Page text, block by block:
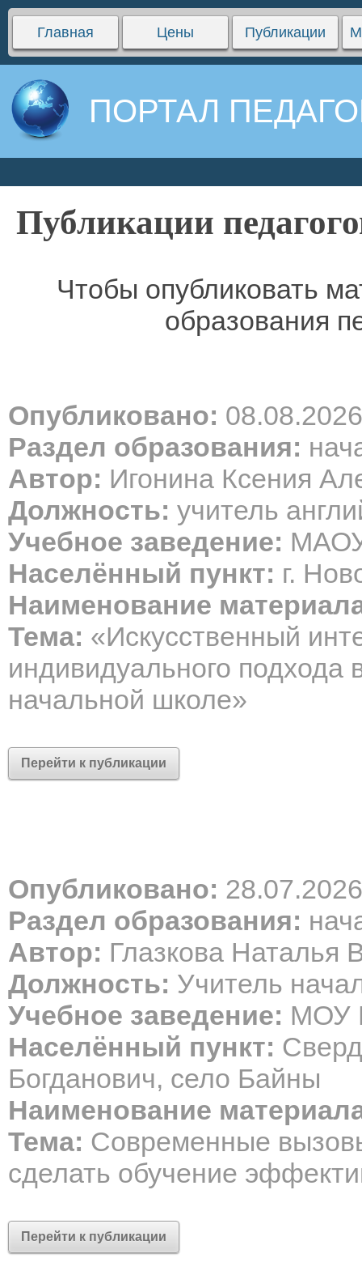
Главная Цены Публикации
ПОРТАЛ
Публикации
Чтобы опубликовать
образования
Опубликовано: 08.08.2026
Раздел образования:
Автор: Игонина Ксения
Должность: учитель
Учебное заведение:
Населённый пункт: г.
Наименование
Тема: «Искусственный
индивидуального подхода
начальной школе»
Перейти к публикации
Опубликовано: 28.07.2026
Раздел образования:
Автор: Глазкова Наталья
Должность: Учитель
Учебное заведение: МОУ
Населённый пункт:
Богданович, село Байны
Наименование
Тема: Современные
сделать обучение
Перейти к публикации